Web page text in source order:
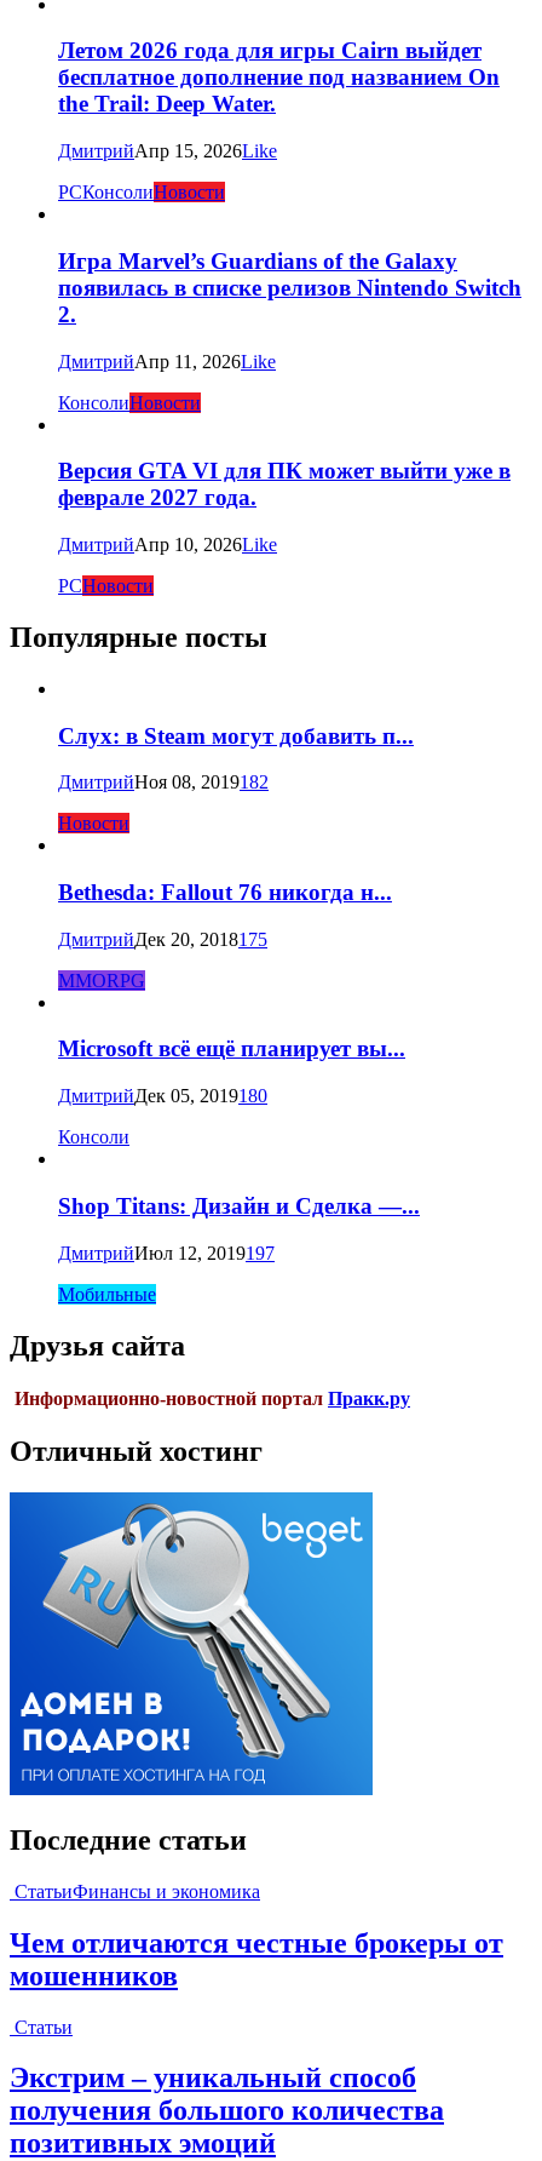
Летом 2026 года для игры Cairn выйдет
бесплатное дополнение под названием On
the Trail: Deep Water.
ДмитрийАпр 15, 2026Like
PCКонсолиНовости
Игра Marvel’s Guardians of the Galaxy
появилась в списке релизов Nintendo Switch
2.
ДмитрийАпр 11, 2026Like
КонсолиНовости
Версия GTA VI для ПК может выйти уже в
феврале 2027 года.
ДмитрийАпр 10, 2026Like
PCНовости
Популярные посты
Слух: в Steam могут добавить п...
ДмитрийНоя 08, 2019182
Новости
Bethesda: Fallout 76 никогда н...
ДмитрийДек 20, 2018175
MMORPG
Microsoft всё ещё планирует вы...
ДмитрийДек 05, 2019180
Консоли
Shop Titans: Дизайн и Сделка —...
ДмитрийИюл 12, 2019197
Мобильные
Друзья сайта
Информационно-новостной портал Пракк.ру
Отличный хостинг
Последние статьи
СтатьиФинансы и экономика
Чем отличаются честные брокеры от
мошенников
Статьи
Экстрим – уникальный способ
получения большого количества
позитивных эмоций